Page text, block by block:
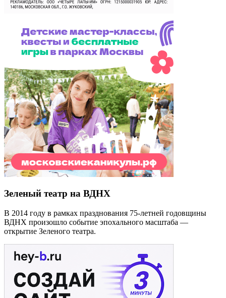
Зеленый театр на ВДНХ
В 2014 году в рамках празднования 75-летней годовщины
ВДНХ произошло событие эпохального масштаба —
открытие Зеленого театра.